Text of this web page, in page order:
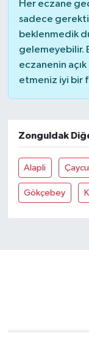
Her eczane
sadece
beklenmedik
gelemeyebilir.
eczanenin
etmeniz iyi bir
Zonguldak
Alapli
Gökçebey